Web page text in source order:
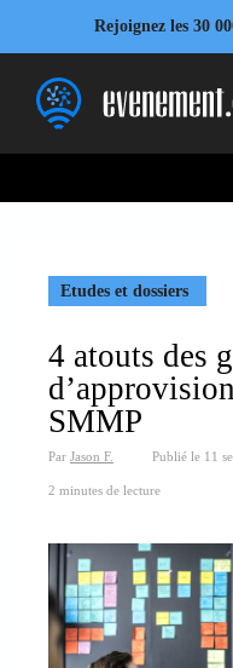
contenu
Rejoignez les 30
Etudes et dossiers
4 atouts des
SMMP
Par Jason F. Publié le 11
2 minutes de lecture